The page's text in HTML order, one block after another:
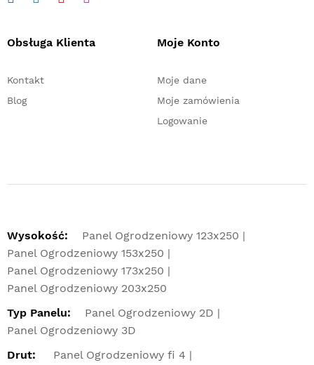
Obsługa Klienta
Kontakt
Blog
Moje Konto
Moje dane
Moje zamówienia
Logowanie
Wysokość:
Panel Ogrodzeniowy 123x250
Panel Ogrodzeniowy 153x250
Panel Ogrodzeniowy 173x250
Panel Ogrodzeniowy 203x250
Typ Panelu:
Panel Ogrodzeniowy 2D
Panel Ogrodzeniowy 3D
Drut:
Panel Ogrodzeniowy fi 4